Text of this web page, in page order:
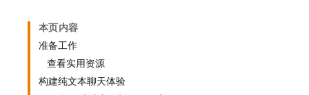
本页内容
准备工作
查看实用资源
构建纯文本聊天体验